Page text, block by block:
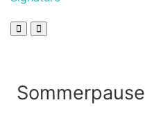
Sommerpause